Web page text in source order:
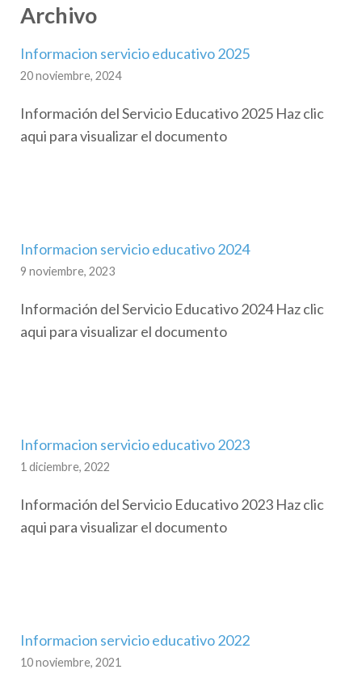
Archivo
Informacion servicio educativo 2025
20 noviembre, 2024
Información del Servicio Educativo 2025 Haz clic
aqui para visualizar el documento
Informacion servicio educativo 2024
9 noviembre, 2023
Información del Servicio Educativo 2024 Haz clic
aqui para visualizar el documento
Informacion servicio educativo 2023
1 diciembre, 2022
Información del Servicio Educativo 2023 Haz clic
aqui para visualizar el documento
Informacion servicio educativo 2022
10 noviembre, 2021